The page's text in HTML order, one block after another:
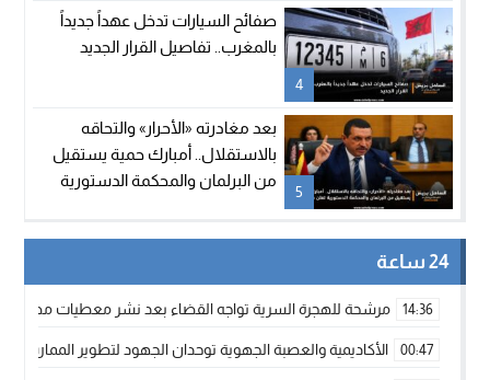
4
صفائح السيارات تدخل عهداً جديداً
بالمغرب.. تفاصيل القرار الجديد
5
بعد مغادرته «الأحرار» والتحاقه
بالاستقلال.. أمبارك حمية يستقيل
من البرلمان والمحكمة الدستورية
24 ساعة
14:36 مرشحة للهجرة السرية تواجه القضاء بعد نشر معطيات مضللة
00:47 الأكاديمية والعصبة الجهوية توحدان الجهود لتطوير الممارسة